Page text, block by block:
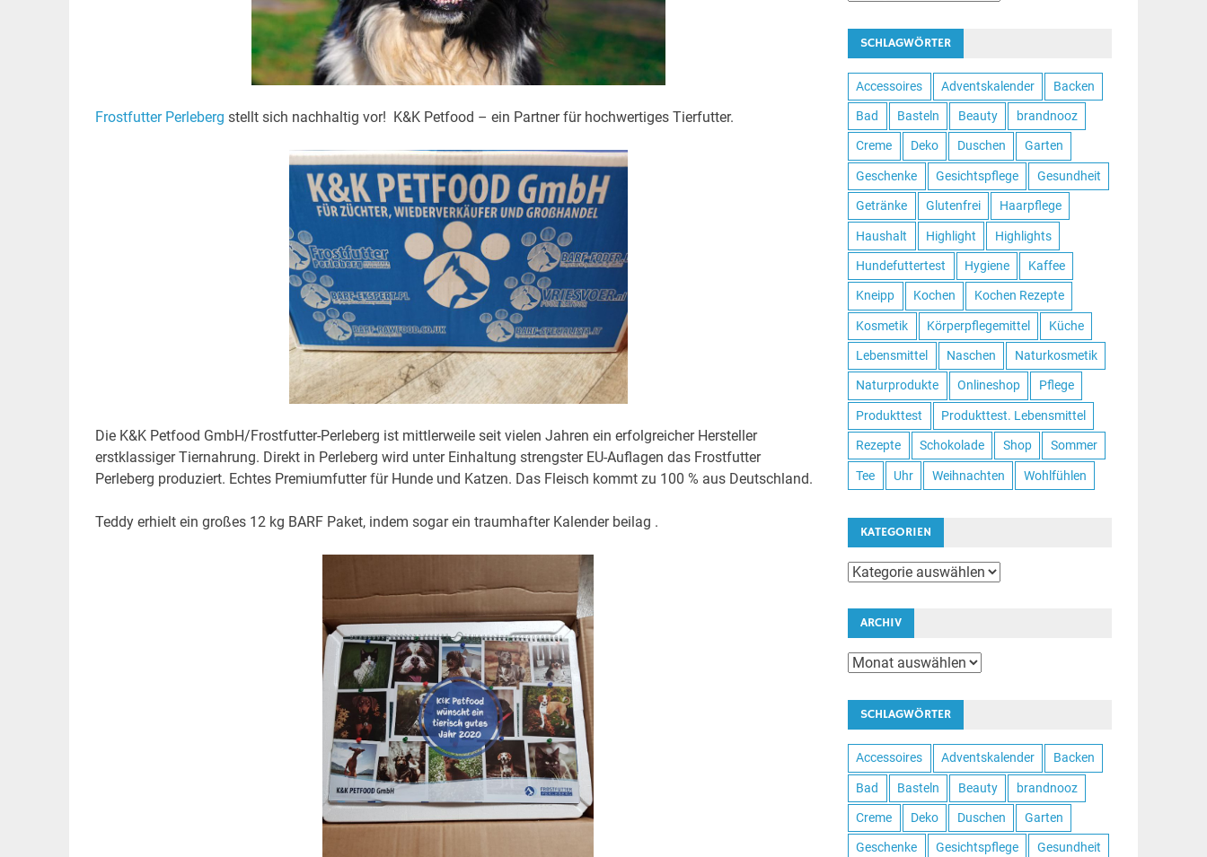
Frostfutter Perleberg stellt sich nachhaltig vor! K&K Petfood – ein Partner für hochwertiges Tierfutter.
Die K&K Petfood GmbH/Frostfutter-Perleberg ist mittlerweile seit vielen Jahren ein erfolgreicher Hersteller
erstklassiger Tiernahrung. Direkt in Perleberg wird unter Einhaltung strengster EU-Auflagen das Frostfutter
Perleberg produziert. Echtes Premiumfutter für Hunde und Katzen. Das Fleisch kommt zu 100 % aus Deutschland.
Teddy erhielt ein großes 12 kg BARF Paket, indem sogar ein traumhafter Kalender beilag .
SCHLAGWÖRTER
Accessoires Adventskalender Backen
Bad Basteln Beauty brandnooz
Creme Deko Duschen Garten
Geschenke Gesichtspflege Gesundheit
Getränke Glutenfrei Haarpflege
Haushalt Highlight Highlights
Hundefuttertest Hygiene Kaffee
Kneipp Kochen Kochen Rezepte
Kosmetik Körperpflegemittel Küche
Lebensmittel Naschen Naturkosmetik
Naturprodukte Onlineshop Pflege
Produkttest Produkttest. Lebensmittel
Rezepte Schokolade Shop Sommer
Tee Uhr Weihnachten Wohlfühlen
KATEGORIEN
Kategorien
ARCHIV
Archiv
SCHLAGWÖRTER
Accessoires Adventskalender Backen
Bad Basteln Beauty brandnooz
Creme Deko Duschen Garten
Geschenke Gesichtspflege Gesundheit